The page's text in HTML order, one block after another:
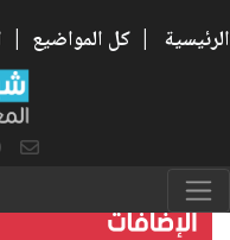
الرئيسية | كل المواضيع |